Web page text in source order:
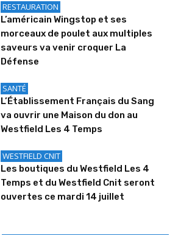
RESTAURATION
L’américain Wingstop et ses
morceaux de poulet aux multiples
saveurs va venir croquer La
Défense
SANTÉ
L’Établissement Français du Sang
va ouvrir une Maison du don au
Westfield Les 4 Temps
WESTFIELD CNIT
Les boutiques du Westfield Les 4
Temps et du Westfield Cnit seront
ouvertes ce mardi 14 juillet